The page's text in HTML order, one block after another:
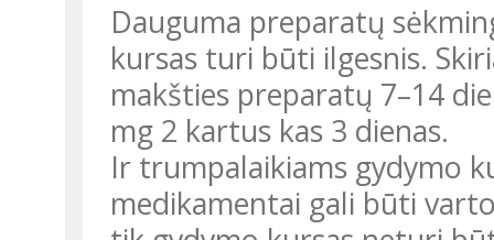
Dauguma preparatų
kursas turi būti ilgesnis.
makšties preparatų 7–14
mg 2 kartus kas 3 dienas.
Ir trumpalaikiams gydymo
medikamentai gali būti